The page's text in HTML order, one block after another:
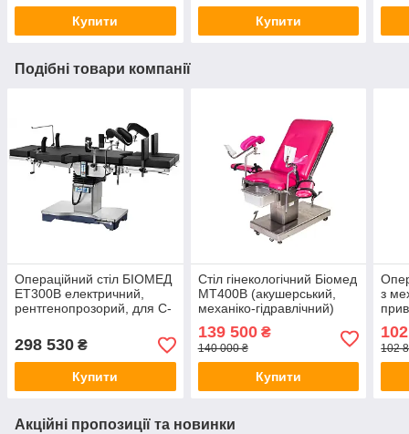
Купити Купити
Подібні товари компанії
Операційний стіл БІОМЕД
ET300B електричний,
рентгенопрозорий, для С-
298 530 ₴
Купити
Стіл гінекологічний Біомед
МТ400В (акушерський,
механіко-гідравлічний)
139 500₴
140 000 ₴
Купити
з
102
Акційні пропозиції та новинки